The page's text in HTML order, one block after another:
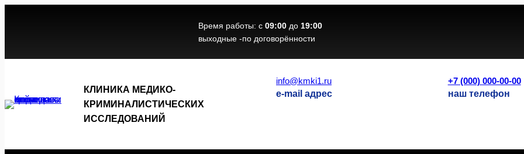
Время работы: с09:00 до 19:00
выходные -по договорённости
КЛИНИКА МЕДИКО-
КРИМИНАЛИСТИЧЕСКИХ
ИССЛЕДОВАНИЙ
info@kmki1.ru
e-mail адрес
+7 (000) 000-00-00
наш телефон